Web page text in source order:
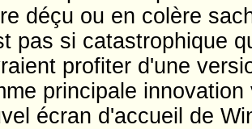
déçu ou en colère
pas si catastrophique
profiter d'une
principale
écran d'accueil de